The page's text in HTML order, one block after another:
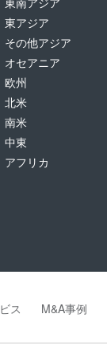
東アジア
その他アジア
オセアニア
欧州
北米
南米
中東
アフリカ
ス M&A事例